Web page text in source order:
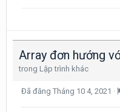
Array đơn hướng
trong Lập trình khác
Đã đăng Tháng 10 4, 2021 ·